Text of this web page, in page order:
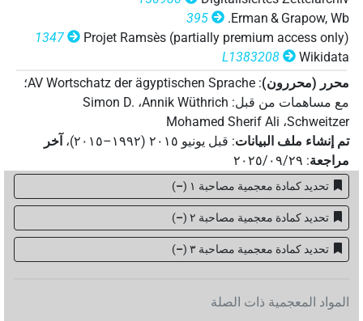
Erman & Grapow, Wb.
395
Projet Ramsès (partially premium access only)
1347
Wikidata
L1383208
محرر (محررون):
AV Wortschatz der ägyptischen Sprache؛
مع مساهمات من قبل:
Annik Wüthrich، Simon D.
Schweitzer، Mohamed Sherif Ali
تم إنشاء ملف البيانات: قبل يونيو ۲۰۱٥ (۱۹۹۲–۲۰۱٥) ، آخر
مراجعة: ٢٠٢٥/٠٩/٢٩
تحديد كمادة معجمية مصاحبة ١ –
)
تحديد كمادة معجمية مصاحبة ٢ –
)
تحديد كمادة معجمية مصاحبة ۳ –
)
المواد المعجمية ذات الصلة